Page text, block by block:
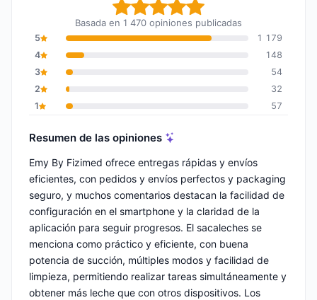
Calificación global: 9,2
Basada en 1 470 opiniones publicadas
5
1 179
4
148
3
54
2
32
1
57
Resumen de las opiniones
Emy By Fizimed ofrece entregas rápidas y envíos
eficientes, con pedidos y envíos perfectos y packaging
seguro, y muchos comentarios destacan la facilidad de
configuración en el smartphone y la claridad de la
aplicación para seguir progresos. El sacaleches se
menciona como práctico y eficiente, con buena
potencia de succión, múltiples modos y facilidad de
limpieza, permitiendo realizar tareas simultáneamente y
obtener más leche que con otros dispositivos. Los